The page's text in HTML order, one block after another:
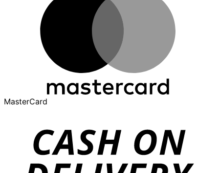
MasterCard